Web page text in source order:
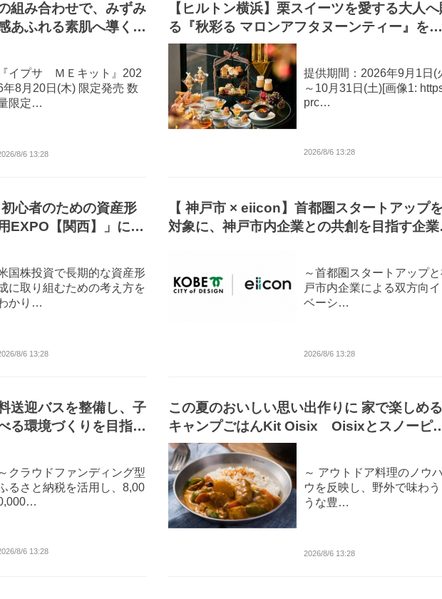
組み合わせで、みずみ
あふれる素肌へ導く限
『イプサ ＭＥキット』202
年8月20日(木) 限定発売 数
限定…
8/6 13:28
【ヒルトン横浜】栗スイーツを愛する大人
る『秋彩る マロンアフタヌーンティー』を提
供
提供期間：2026年9月1日(
～10月31日(土)[画像1:
prc…
2026/8/6 13:28
心者のための資産形
EXPO【関西】」にて
国株投資で長期的な資産形
に取り組むための考え方を
かり…
8/6 13:28
【 神戸市 × eiicon】首都圏スタートアップを
対象に、神戸市内企業との共創を目指す企業
～首都圏スタートアップ
戸市内企業による双方向イ
ベーシ…
2026/8/6 13:28
送迎バスを整備し、子
る環境づくりを目指
～クラウドファンディング型
るさと納税を活用し、8,00
8/6 13:28
この夏のおいしい思い出作りに 家で楽しめる
キャンプごはんKit Oisix Oisixとスノーピ
クのコラボミールキット 2メニューが新登場
（8/13～）
～ アウトドア料理のノウハ
ウを反映し、野外で味わう
うな豊…
2026/8/6 13:28